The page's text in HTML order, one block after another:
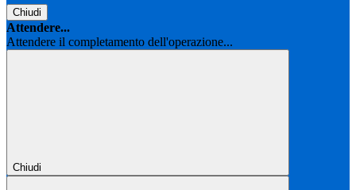
Chiudi
Attendere...
Attendere il completamento dell'operazione...
Chiudi